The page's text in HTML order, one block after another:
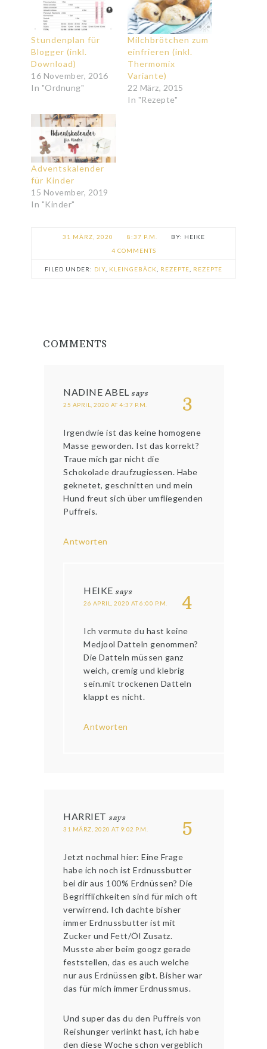
Stundenplan für
Blogger (inkl.
Download)
16 November, 2016
In "Ordnung"
Milchbrötchen zum
einfrieren (inkl.
Thermomix
Variante)
22 März, 2015
In "Rezepte"
Adventskalender
für Kinder
15 November, 2019
In "Kinder"
31 MÄRZ, 2020 8:37 P.M.
HEIKE
4 COMMENTS
FILED UNDER: DIY KLEINGEBÄCK REZEPTE REZEPTE
COMMENTS
3
NADINE ABEL says
25 APRIL, 2020 AT 4:37 P.M.
Irgendwie ist das keine homogene
Masse geworden. Ist das korrekt?
Traue mich gar nicht die
Schokolade draufzugiessen. Habe
geknetet, geschnitten und mein
Hund freut sich über umfliegenden
Puffreis.
Antworten
4
HEIKE says
26 APRIL, 2020 AT 6:00 P.M.
Ich vermute du hast keine
Medjool Datteln genommen?
Die Datteln müssen ganz
weich, cremig und klebrig
sein.mit trockenen Datteln
klappt es nicht.
Antworten
5
HARRIET says
31 MÄRZ, 2020 AT 9:02 P.M.
Jetzt nochmal hier: Eine Frage
habe ich noch ist Erdnussbutter
bei dir aus 100% Erdnüssen? Die
Begrifflichkeiten sind für mich oft
verwirrend. Ich dachte bisher
immer Erdnussbutter ist mit
Zucker und Fett/Öl Zusatz.
Musste aber beim googz gerade
feststellen, das es auch welche
nur aus Erdnüssen gibt. Bisher war
das für mich immer Erdnussmus.
Und super das du den Puffreis von
Reishunger verlinkt hast, ich habe
den diese Woche schon vergeblich